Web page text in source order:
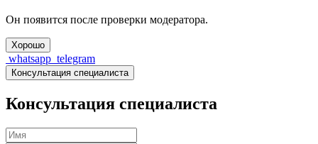
Он появится после проверки модератора.
Хорошо
whatsapp telegram
Консультация специалиста
Консультация специалиста